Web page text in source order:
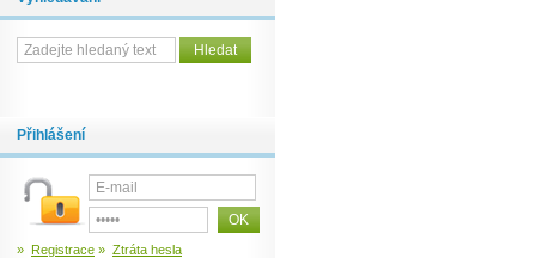
Přihlášení
» Registrace » Ztráta hesla